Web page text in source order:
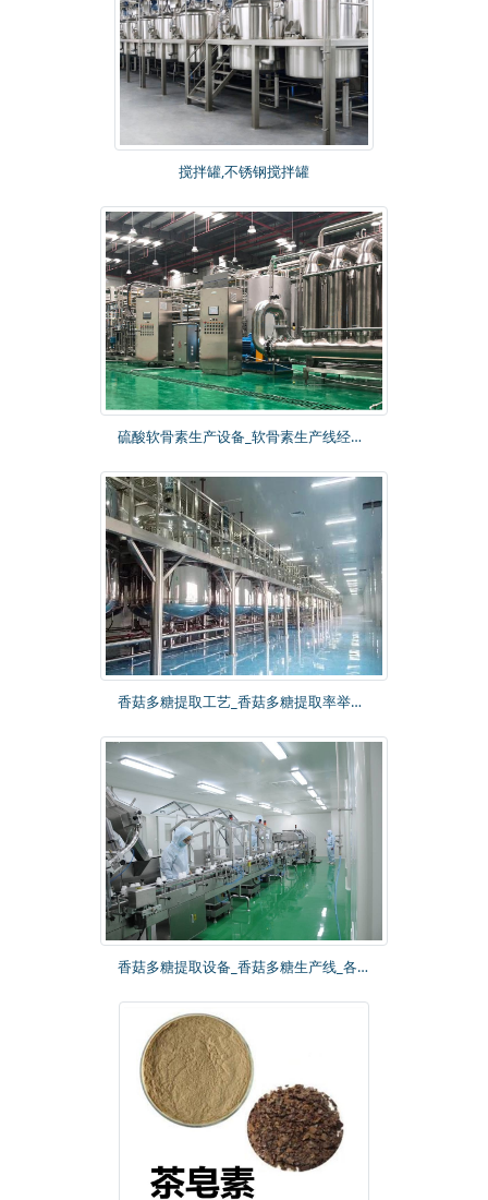
搅拌罐,不锈钢搅拌罐
硫酸软骨素生产设备_软骨素生产线经验丰富_技术成熟-舜甫科技
香菇多糖提取工艺_香菇多糖提取率举例研究概述-舜甫科技
香菇多糖提取设备_香菇多糖生产线_各种规格提取设备-舜甫科技